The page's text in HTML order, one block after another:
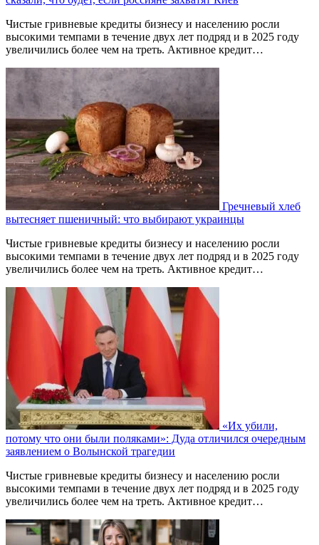
Чистые гривневые кредиты бизнесу и населению росли
высокими темпами в течение двух лет подряд и в 2025 году
увеличились более чем на треть. Активное кредит…
Гречневый хлеб
вытесняет пшеничный: что выбирают украинцы
Чистые гривневые кредиты бизнесу и населению росли
высокими темпами в течение двух лет подряд и в 2025 году
увеличились более чем на треть. Активное кредит…
«Их убили,
потому что они были поляками»: Дуда отличился очередным
заявлением о Волынской трагедии
Чистые гривневые кредиты бизнесу и населению росли
высокими темпами в течение двух лет подряд и в 2025 году
увеличились более чем на треть. Активное кредит…